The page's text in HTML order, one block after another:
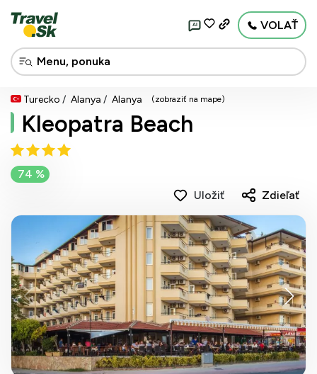
AI VOLAŤ
Turecko Alanya Alanya (zobraziť na mape)
Kleopatra Beach
74 %
Uložiť
Zdieľať